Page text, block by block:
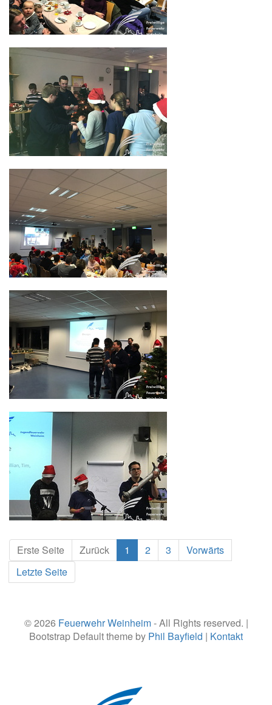
Erste Seite Zurück 1 2 3
Vorwärts
Letzte Seite
© 2026 Feuerwehr Weinheim- All Rights reserved. |
Bootstrap Default theme by Phil Bayfield | Kontakt